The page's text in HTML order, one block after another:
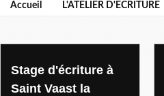
Accueil L'ATELIER D'ECRITURE
stage d'ecriture
Stage d'écriture à
Saint Vaast la